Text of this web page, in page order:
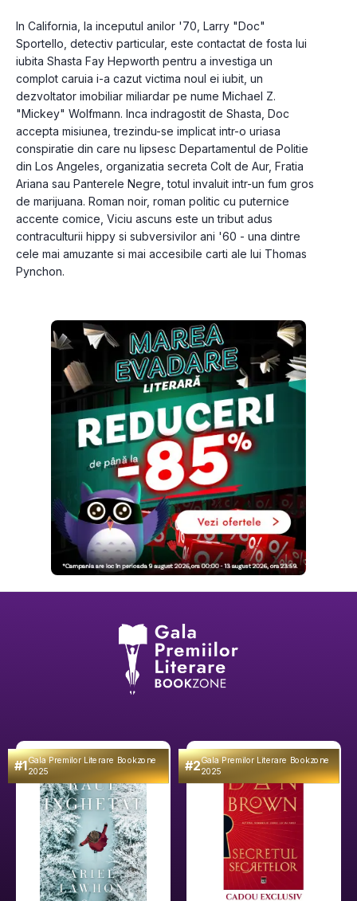
In California, la inceputul anilor '70, Larry "Doc"
Sportello, detectiv particular, este contactat de fosta lui
iubita Shasta Fay Hepworth pentru a investiga un
complot caruia i-a cazut victima noul ei iubit, un
dezvoltator imobiliar miliardar pe nume Michael Z.
"Mickey" Wolfmann. Inca indragostit de Shasta, Doc
accepta misiunea, trezindu-se implicat intr-o uriasa
conspiratie din care nu lipsesc Departamentul de Politie
din Los Angeles, organizatia secreta Colt de Aur, Fratia
Ariana sau Panterele Negre, totul invaluit intr-un fum gros
de marijuana. Roman noir, roman politic cu puternice
accente comice, Viciu ascuns este un tribut adus
contraculturii hippy si subversivilor ani '60 - una dintre
cele mai amuzante si mai accesibile carti ale lui Thomas
Pynchon.
#1Gala Premilor Literare Bookzone
2025 #2Gala Premilor Literare Bookzone
2025